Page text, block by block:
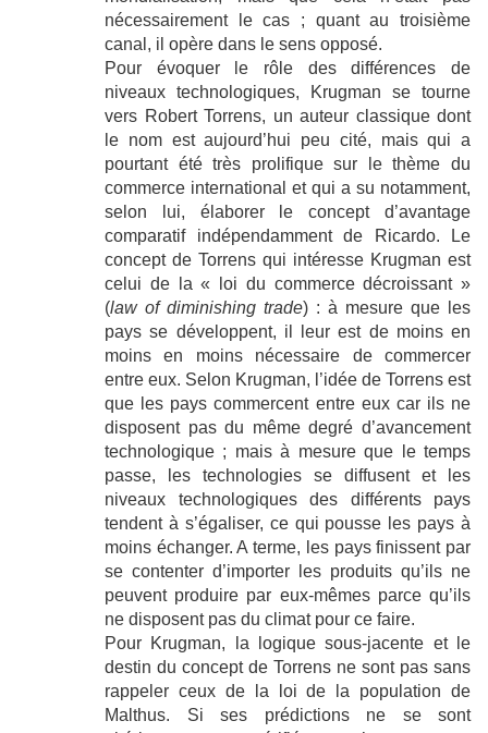
nécessairement le cas ; quant au troisième
canal, il opère dans le sens opposé.
Pour évoquer le rôle des différences de
niveaux technologiques, Krugman se tourne
vers Robert Torrens, un auteur classique dont
le nom est aujourd’hui peu cité, mais qui a
pourtant été très prolifique sur le thème du
commerce international et qui a su notamment,
selon lui, élaborer le concept d’avantage
comparatif indépendamment de Ricardo. Le
concept de Torrens qui intéresse Krugman est
celui de la « loi du commerce décroissant »
(law of diminishing trade) : à mesure que les
pays se développent, il leur est de moins en
moins en moins nécessaire de commercer
entre eux. Selon Krugman, l’idée de Torrens est
que les pays commercent entre eux car ils ne
disposent pas du même degré d’avancement
technologique ; mais à mesure que le temps
passe, les technologies se diffusent et les
niveaux technologiques des différents pays
tendent à s’égaliser, ce qui pousse les pays à
moins échanger. A terme, les pays finissent par
se contenter d’importer les produits qu’ils ne
peuvent produire par eux-mêmes parce qu’ils
ne disposent pas du climat pour ce faire.
Pour Krugman, la logique sous-jacente et le
destin du concept de Torrens ne sont pas sans
rappeler ceux de la loi de la population de
Malthus. Si ses prédictions ne se sont